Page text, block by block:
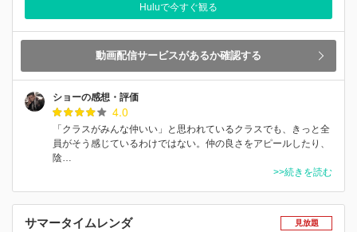
Huluで今すぐ観る
動画配信サービスがあるか確認する
ショーの感想・評価
4.0
「クラスがみんな仲いい」と思われているクラスでも、きっと全
員がそう感じているわけではない。仲の良さをアピールしたり、
陰…
>>続きを読む
サマータイムレンダ 見放題